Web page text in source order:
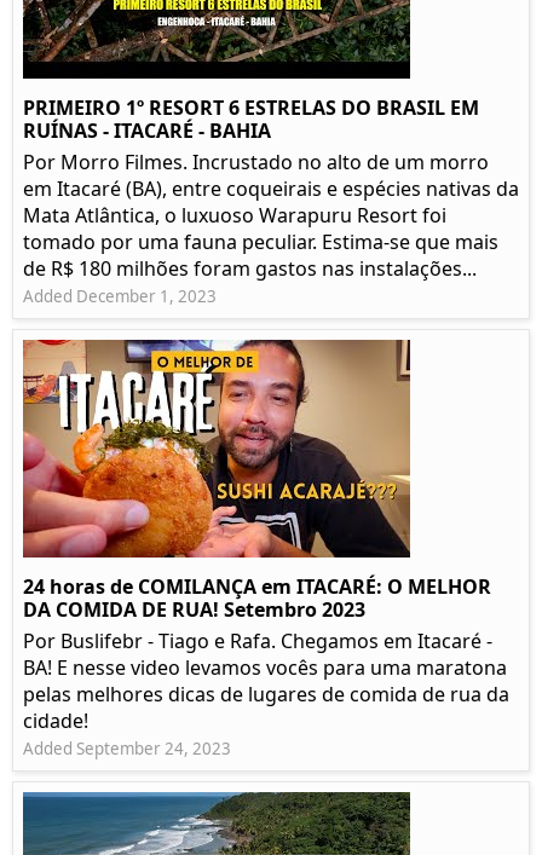
PRIMEIRO 1º RESORT 6 ESTRELAS DO BRASIL EM
RUÍNAS - ITACARÉ - BAHIA
Por Morro Filmes. Incrustado no alto de um morro
em Itacaré (BA), entre coqueirais e espécies nativas da
Mata Atlântica, o luxuoso Warapuru Resort foi
tomado por uma fauna peculiar. Estima-se que mais
de R$ 180 milhões foram gastos nas instalações...
Added December 1, 2023
24 horas de COMILANÇA em ITACARÉ: O MELHOR
DA COMIDA DE RUA! Setembro 2023
Por Buslifebr - Tiago e Rafa. Chegamos em Itacaré -
BA! E nesse video levamos vocês para uma maratona
pelas melhores dicas de lugares de comida de rua da
cidade!
Added September 24, 2023